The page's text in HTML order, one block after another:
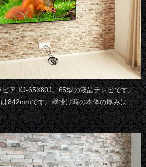
ビア KJ-65X80J。65型の液晶テレビです。
842mmです。壁掛け時の本体の厚みは